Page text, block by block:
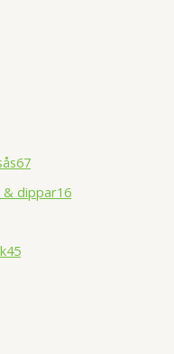
67
dippar16
45